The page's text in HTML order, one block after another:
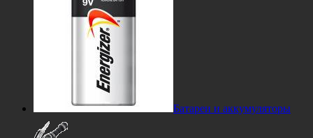
Батареи и аккумуляторы